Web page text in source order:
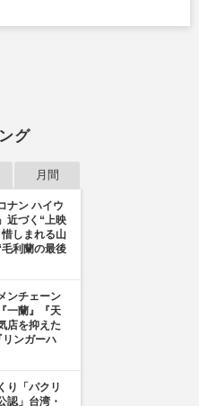
グ
月間
ナン ハイウ
近づく“上映
しまれる山
利蘭の最後
ンチェーン
一蘭』『天
店を抑えた
ンガーハ
り「パクリ
認」台湾・